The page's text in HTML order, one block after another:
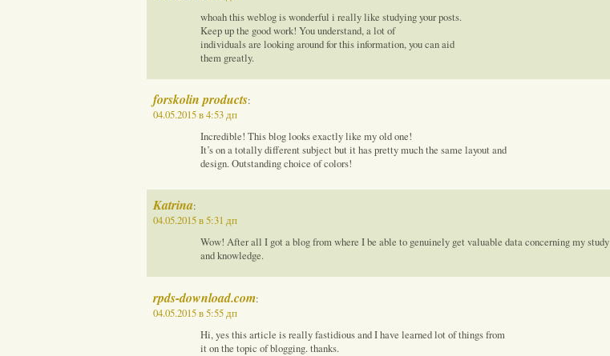
whoah this weblog is wonderful i really like studying your posts.
Keep up the good work! You understand, a lot of
individuals are looking around for this information, you can aid
them greatly.
forskolin products:
04.05.2015 в 4:53 дп
Incredible! This blog looks exactly like my old one!
It’s on a totally different subject but it has pretty much the same layout and
design. Outstanding choice of colors!
Katrina:
04.05.2015 в 5:31 дп
Wow! After all I got a blog from where I be able to genuinely get valuable data concerning my study
and knowledge.
rpds-download.com:
04.05.2015 в 5:55 дп
Hi, yes this article is really fastidious and I have learned lot of things from
it on the topic of blogging. thanks.